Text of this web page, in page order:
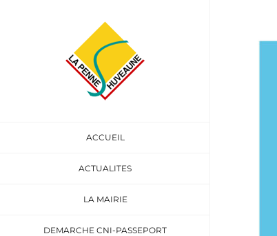
ACCUEIL
ACTUALITES
LA MAIRIE
DEMARCHE CNI-PASSEPORT
agrandie